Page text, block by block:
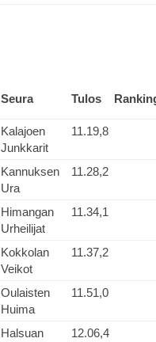
Seura Tulos
Kalajoen
Junkkarit
11.19,8
Kannuksen
Ura
11.28,2
Himangan
Urheilijat
11.34,1
Kokkolan
Veikot
11.37,2
Oulaisten
Huima
11.51,0
Halsuan
12.06,4